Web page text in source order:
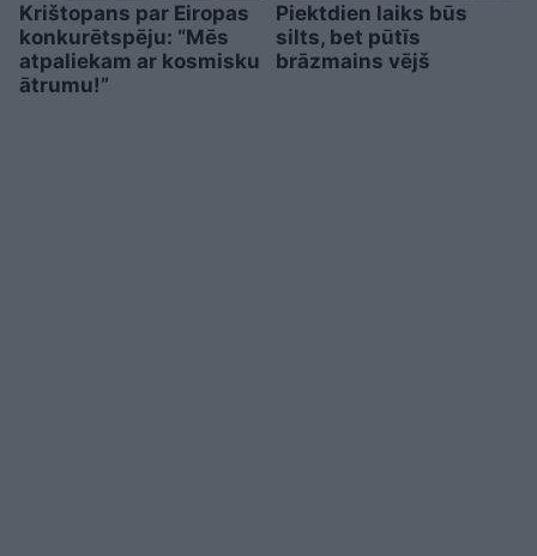
Krištopans par Eiropas
konkurētspēju: “Mēs
atpaliekam ar kosmisku
ātrumu!”
Piektdien laiks būs
silts, bet pūtīs
brāzmains vējš